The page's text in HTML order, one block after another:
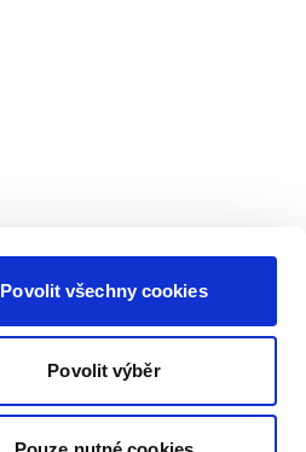
Povolit všechny cookies
Povolit výběr